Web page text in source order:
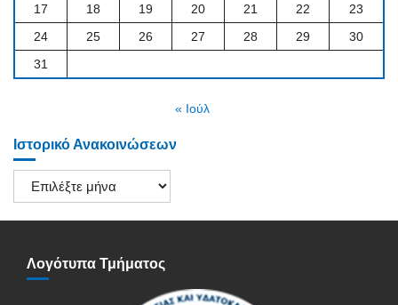
17
18 19 20 21 22
23
24
25 26 27 28 29
30
31
« Ιούλ
Ιστορικό Ανακοινώσεων
Ιστορικό
Ανακοινώσεων
Λογότυπα Τμήματος